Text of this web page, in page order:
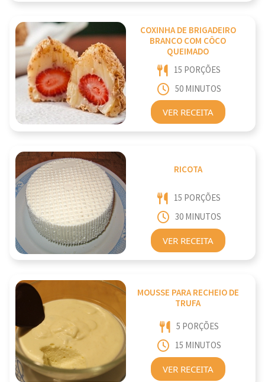
COXINHA DE BRIGADEIRO
BRANCO COM CÔCO
QUEIMADO
15 PORÇÕES
50 MINUTOS
VER RECEITA
RICOTA
15 PORÇÕES
30 MINUTOS
VER RECEITA
MOUSSE PARA RECHEIO DE
TRUFA
5 PORÇÕES
15 MINUTOS
VER RECEITA